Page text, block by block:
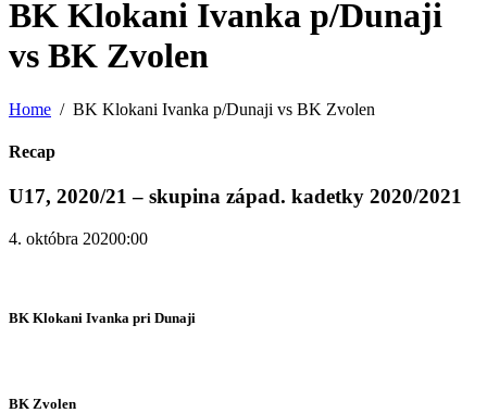
BK Klokani Ivanka p/Dunaji
vs BK Zvolen
Home BK Klokani Ivanka p/Dunaji vs BK Zvolen
Recap
U17, 2020/21 – skupina západ. kadetky 2020/2021
4. októbra 20200:00
BK Klokani Ivanka pri Dunaji
BK Zvolen